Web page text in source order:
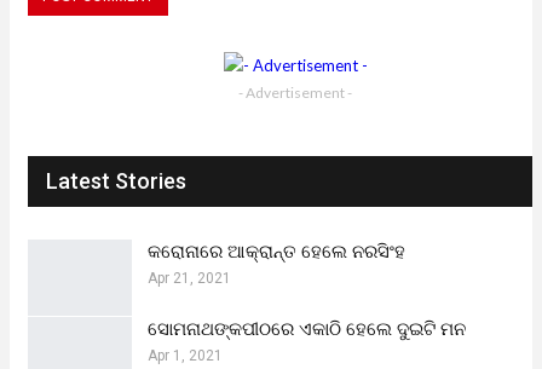
- Advertisement -
Latest Stories
କରୋନାରେ ଆକ୍ରାନ୍ତ ହେଲେ ନରସିଂହ
Apr 21, 2021
ସୋମନାଥଙ୍କପୀଠରେ ଏକାଠି ହେଲେ ଦୁଇଟି ମନ
Apr 1, 2021